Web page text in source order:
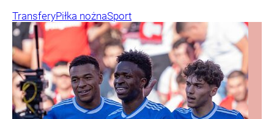
TransferyPiłka nożnaSport